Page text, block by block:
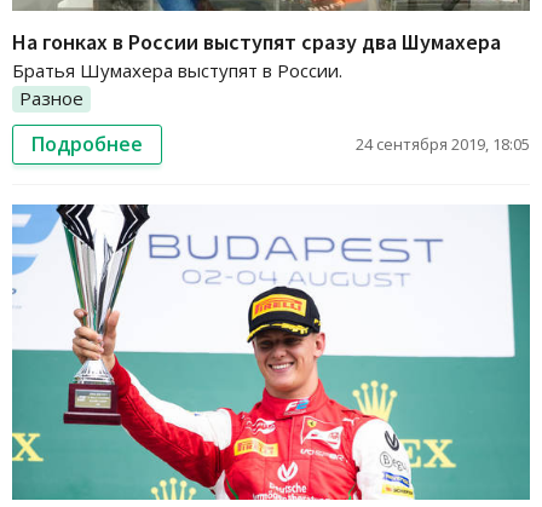
На гонках в России выступят сразу два Шумахера
Братья Шумахера выступят в России.
Разное
Подробнее 24 сентября 2019, 18:05